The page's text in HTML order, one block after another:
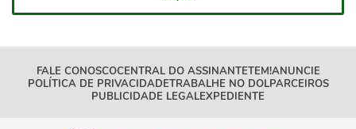
FALE CONOSCOCENTRAL DO ASSINANTETEM!ANUNCIE
POLÍTICA DE PRIVACIDADETRABALHE NO DOLPARCEIROS
PUBLICIDADE LEGALEXPEDIENTE